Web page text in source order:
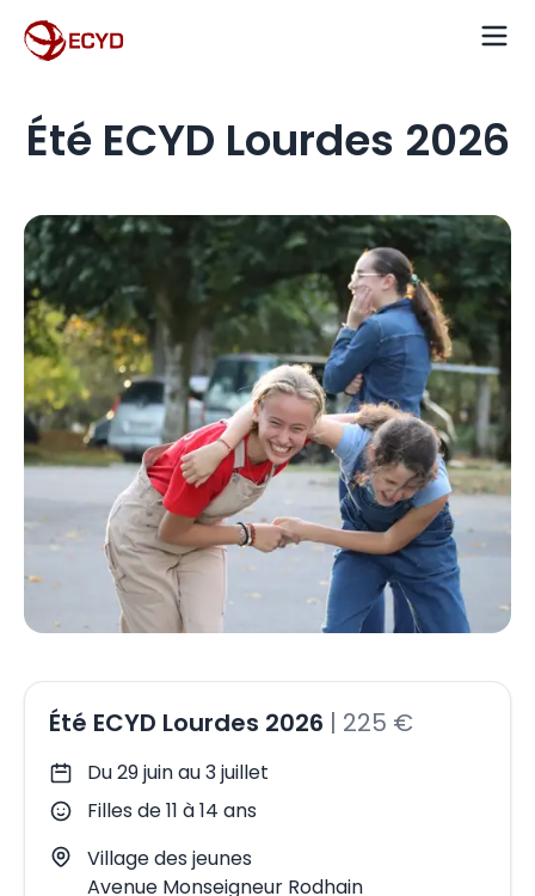
Été ECYD Lourdes 2026
Été ECYD Lourdes 2026 | 225 €
Du 29 juin au 3 juillet
Filles de 11 à 14 ans
Village des jeunes
Avenue Monseigneur Rodhain